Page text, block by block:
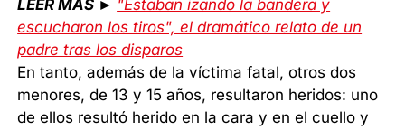
LEER MÁS ► "Estaban izando la bandera y
escucharon los tiros", el dramático relato de un
padre tras los disparos
En tanto, además de la víctima fatal, otros dos
menores, de 13 y 15 años, resultaron heridos: uno
de ellos resultó herido en la cara y en el cuello y